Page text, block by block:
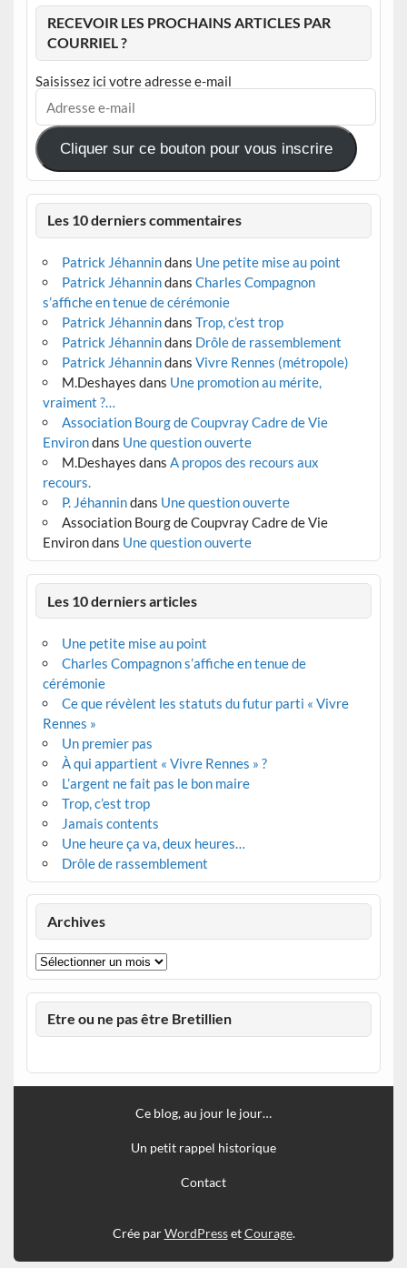
RECEVOIR LES PROCHAINS ARTICLES PAR
COURRIEL ?
Saisissez ici votre adresse e-mail
Adresse
mail
Cliquer sur ce bouton pour vous inscrire
Les 10 derniers commentaires
Patrick Jéhannindans Une petite mise au point
Patrick Jéhannindans Charles Compagnon
s’affiche en tenue de cérémonie
Patrick Jéhannindans Trop, c’est trop
Patrick Jéhannindans Drôle de rassemblement
Patrick Jéhannindans Vivre Rennes (métropole)
M.Deshayes dans Une promotion au mérite,
vraiment ?…
Association Bourg de Coupvray Cadre de Vie
Environdans Une question ouverte
M.Deshayes dans A propos des recours aux
recours.
P. Jéhannindans Une question ouverte
Association Bourg de Coupvray Cadre de Vie
Environdans Une question ouverte
Les 10 derniers articles
Une petite mise au point
Charles Compagnon s’affiche en tenue de
cérémonie
Ce que révèlent les statuts du futur parti « Vivre
Rennes »
Un premier pas
À qui appartient « Vivre Rennes » ?
L’argent ne fait pas le bon maire
Trop, c’est trop
Jamais contents
Une heure ça va, deux heures…
Drôle de rassemblement
Archives
Archives
Etre ou ne pas être Bretillien
Ce blog, au jour le jour…
Un petit rappel historique
Contact
Crée parWordPressetCourage.